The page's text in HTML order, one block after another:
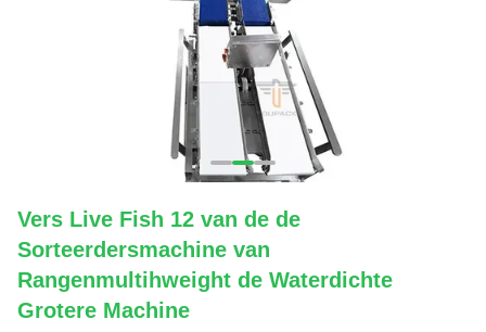
Vers Live Fish 12 van de de
Sorteerdersmachine van
Rangenmultihweight de Waterdichte
Grotere Machine